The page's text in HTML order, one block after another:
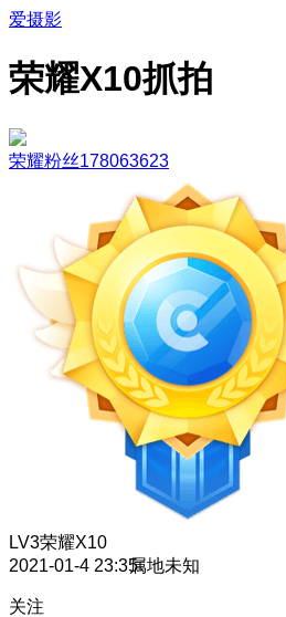
爱摄影
荣耀X10抓拍
荣耀粉丝178063623
LV3荣耀X10
2021-01-4 23:35属地未知
关注